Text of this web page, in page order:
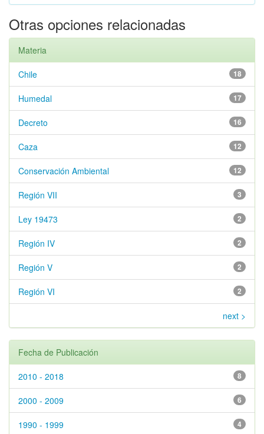
Otras opciones relacionadas
Materia
18
Chile
17
Humedal
16
Decreto
12
Caza
12
Conservación Ambiental
3
Región VII
2
Ley 19473
2
Región IV
2
Región V
2
Región VI
next >
Fecha de Publicación
8
2010 - 2018
6
2000 - 2009
4
1990 - 1999